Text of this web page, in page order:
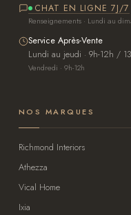
CHAT EN LIGNE 7J/7
Renseignements · Lundi au
Service Après-Vente
Lundi au jeudi · 9h-12h /
Vendredi · 9h-12h
NOS MARQUES
Richmond Interiors
Athezza
Vical Home
Ixia